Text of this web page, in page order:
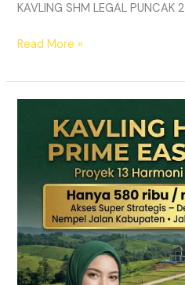
KAVLING SHM LEGAL PUNCAK 2
Read More »
MURAH
Puncak
Panduan
Lengkap
&